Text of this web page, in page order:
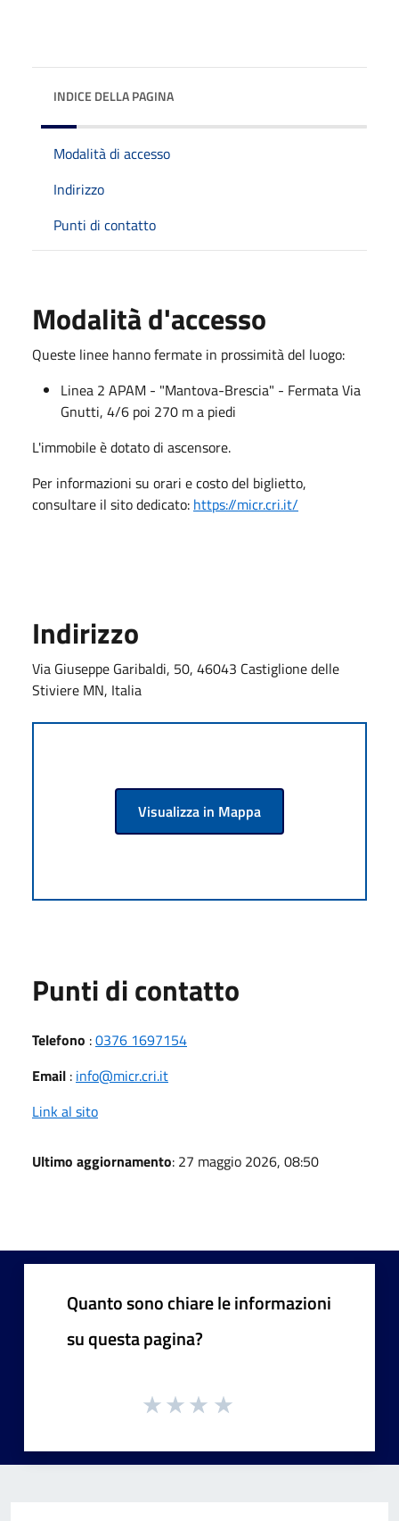
INDICE DELLA PAGINA
Modalità di accesso
Indirizzo
Punti di contatto
Modalità d'accesso
Queste linee hanno fermate in prossimità del luogo:
Linea 2 APAM - "Mantova-Brescia" - Fermata Via
Gnutti, 4/6 poi 270 m a piedi
L'immobile è dotato di ascensore.
Per informazioni su orari e costo del biglietto,
consultare il sito dedicato: https://micr.cri.it/
Indirizzo
Via Giuseppe Garibaldi, 50, 46043 Castiglione delle
Stiviere MN, Italia
Visualizza in Mappa
Punti di contatto
Telefono :0376 1697154
Email : info@micr.cri.it
Link al sito
Ultimo aggiornamento: 27 maggio 2026, 08:50
Quanto sono chiare le informazioni
su questa pagina?